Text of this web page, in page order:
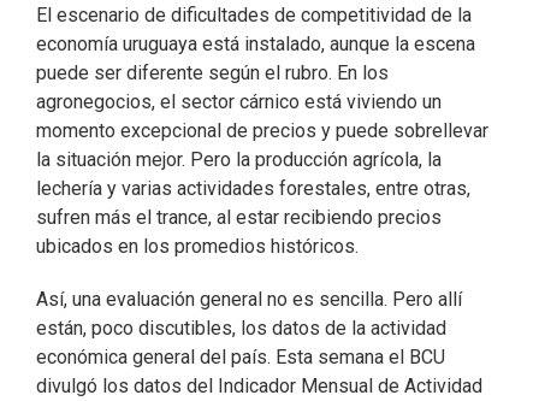
El escenario de dificultades de competitividad de la
economía uruguaya está instalado, aunque la escena
puede ser diferente según el rubro. En los
agronegocios, el sector cárnico está viviendo un
momento excepcional de precios y puede sobrellevar
la situación mejor. Pero la producción agrícola, la
lechería y varias actividades forestales, entre otras,
sufren más el trance, al estar recibiendo precios
ubicados en los promedios históricos.
Así, una evaluación general no es sencilla. Pero allí
están, poco discutibles, los datos de la actividad
económica general del país. Esta semana el BCU
divulgó los datos del Indicador Mensual de Actividad